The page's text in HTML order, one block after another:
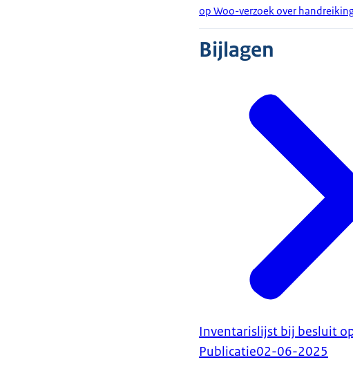
op Woo-verzoek over
Bijlagen
Inventarislijst bij besluit
Publicatie02-06-2025